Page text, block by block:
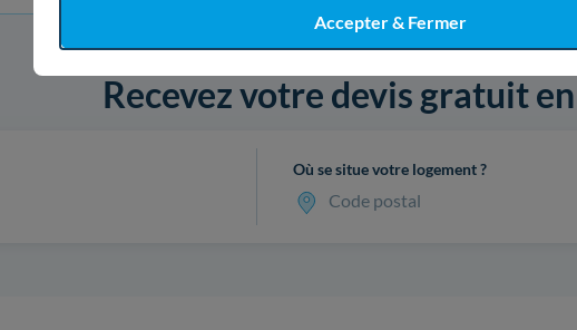
Accepter & Fermer
Recevez votre devis gratuit
Où se situe votre logement ?
Code postal